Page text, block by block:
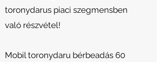
toronydarus piaci szegmensben
való részvétel!
Mobil toronydaru bérbeadás 60